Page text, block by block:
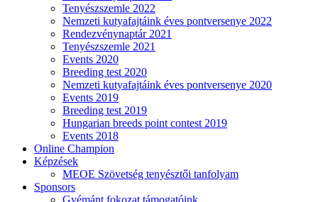
Tenyészszemle 2022
Nemzeti kutyafajtáink éves pontversenye 2022
Rendezvénynaptár 2021
Tenyészszemle 2021
Events 2020
Breeding test 2020
Nemzeti kutyafajtáink éves pontversenye 2020
Events 2019
Breeding test 2019
Hungarian breeds point contest 2019
Events 2018
Online Champion
Képzések
MEOE Szövetség tenyésztői tanfolyam
Sponsors
Gyémánt fokozat támogatóink